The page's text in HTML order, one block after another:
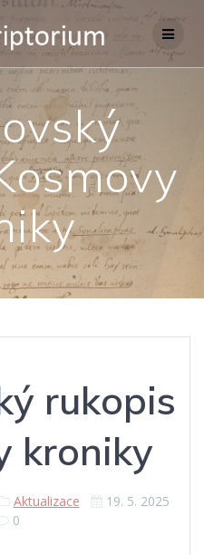
to
content
rukopis
kroniky
Aktualizace
19. 5. 2025
0